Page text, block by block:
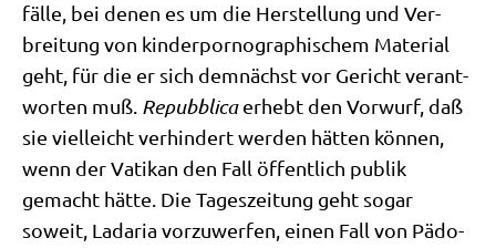
fäl­le, bei denen es um die Her­stel­lung und Ver­
brei­tung von kin­der­por­no­gra­phi­schem Mate­ri­al
geht, für die er sich dem­nächst vor Gericht ver­ant­
wor­ten muß. Repubbli­caerhebt den Vor­wurf, daß
sie viel­leicht ver­hin­dert wer­den hät­ten kön­nen,
wenn der Vati­kan den Fall öffent­lich publik
gemacht hät­te. Die Tages­zei­tung geht sogar
soweit, Lada­ria vor­zu­wer­fen, einen Fall von Pädo­